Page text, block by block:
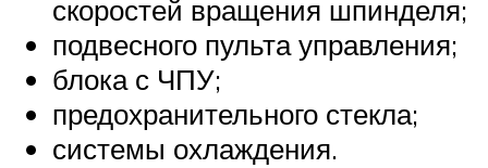
скоростей вращения шпинделя;
подвесного пульта управления;
блока с ЧПУ;
предохранительного стекла;
системы охлаждения.